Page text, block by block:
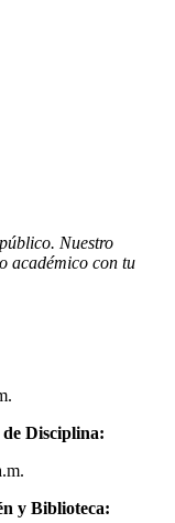
Nuestro
académico con tu
Disciplina:
y Biblioteca: